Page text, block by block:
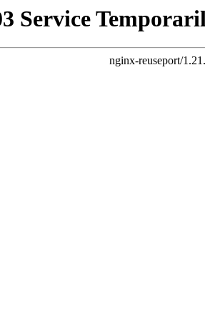
Service
nginx-reuseport/